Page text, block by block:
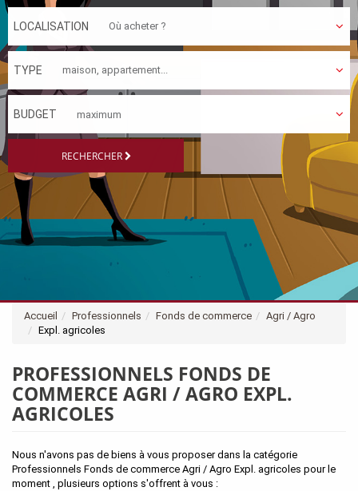
LOCALISATION
TYPE
BUDGET
RECHERCHER
Accueil Professionnels Fonds de commerce
Agri / Agro
Expl. agricoles
PROFESSIONNELS FONDS DE
COMMERCE AGRI / AGRO EXPL.
AGRICOLES
Nous n'avons pas de biens à vous proposer dans la catégorie
Professionnels Fonds de commerce Agri / Agro Expl. agricoles pour le
moment , plusieurs options s'offrent à vous :